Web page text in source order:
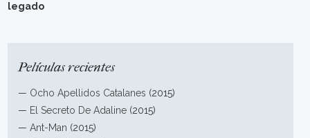
legado
Películas recientes
— Ocho Apellidos Catalanes (2015)
— El Secreto De Adaline (2015)
—Ant-Man (2015)